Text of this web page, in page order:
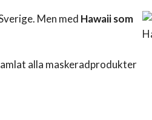
Men med Hawaii som
alla maskeradprodukter